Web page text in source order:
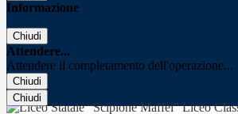
Informazione
Chiudi
Attendere...
Attendere il completamento dell'operazione...
Chiudi
Chiudi